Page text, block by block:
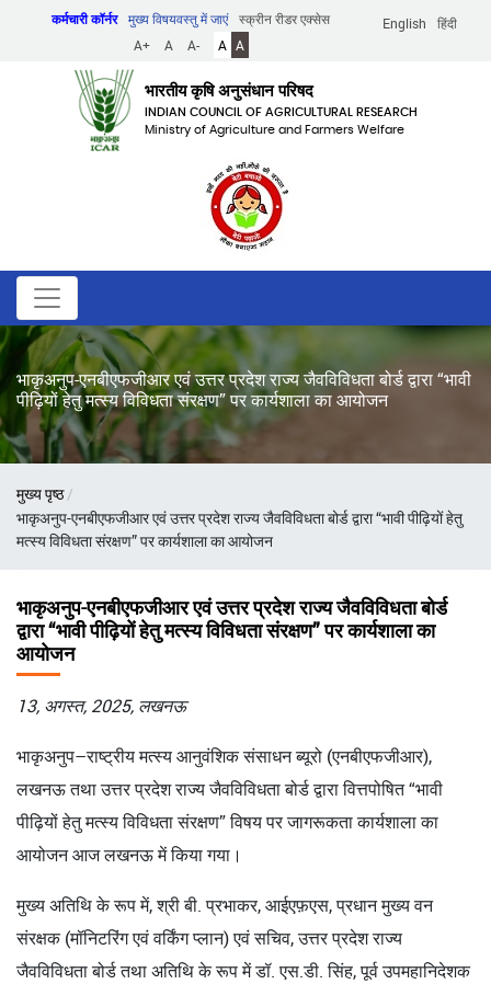
English हिंदी
कर्मचारी कॉर्नर मुख्य विषयवस्तु में जाएं
स्क्रीन रीडर एक्सेस
A+
A A- A A
भारतीय कृषि अनुसंधान परिषद
INDIAN COUNCIL OF AGRICULTURAL RESEARCH
Ministry of Agriculture and Farmers Welfare
भाकृअनुप-एनबीएफजीआर एवं उत्तर प्रदेश राज्य जैवविविधता बोर्ड द्वारा “भावी
पीढ़ियों हेतु मत्स्य विविधता संरक्षण” पर कार्यशाला का आयोजन
पग
चिन्ह
मुख्य पृष्ठ
भाकृअनुप-एनबीएफजीआर एवं उत्तर प्रदेश राज्य जैवविविधता बोर्ड द्वारा “भावी पीढ़ियों हेतु
मत्स्य विविधता संरक्षण” पर कार्यशाला का आयोजन
भाकृअनुप-एनबीएफजीआर एवं उत्तर प्रदेश राज्य जैवविविधता बोर्ड
द्वारा “भावी पीढ़ियों हेतु मत्स्य विविधता संरक्षण” पर कार्यशाला का
आयोजन
13, अगस्त, 2025, लखनऊ
भाकृअनुप–राष्ट्रीय मत्स्य आनुवंशिक संसाधन ब्यूरो (एनबीएफजीआर),
लखनऊ तथा उत्तर प्रदेश राज्य जैवविविधता बोर्ड द्वारा वित्तपोषित “भावी
पीढ़ियों हेतु मत्स्य विविधता संरक्षण” विषय पर जागरूकता कार्यशाला का
आयोजन आज लखनऊ में किया गया।
मुख्य अतिथि के रूप में, श्री बी. प्रभाकर, आईएफ़एस, प्रधान मुख्य वन
संरक्षक (मॉनिटरिंग एवं वर्किंग प्लान) एवं सचिव, उत्तर प्रदेश राज्य
जैवविविधता बोर्ड तथा अतिथि के रूप में डॉ. एस.डी. सिंह, पूर्व उपमहानिदेशक